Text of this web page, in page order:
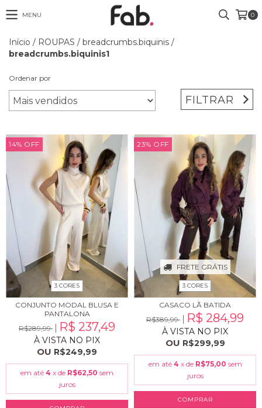
MENU 0
Início / ROUPAS / breadcrumbs.biquinis /
breadcrumbs.biquinis1
Ordenar por
FILTRAR
14% OFF
3 CORES
CONJUNTO MODAL BLUSA E
PANTALONA
R$289,99
R$ 237,49
À VISTA NO PIX
OU R$249,99
em até 4 x de R$62,50 sem
juros
23% OFF
FRETE GRÁTIS
3 CORES
CASACO LÃ BATIDA
R$389,99
R$ 284,99
À VISTA NO PIX
OU R$299,99
em até 4 x de R$75,00 sem
juros
COMPRAR